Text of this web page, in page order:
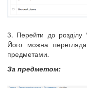
3. Перейти до розділу
Його можна
предметами.
За предметом: